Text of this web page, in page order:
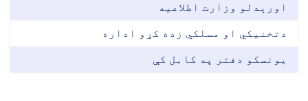
اورېدلو وزارت اطلاعیه
دتخنیکي او مسلکي زده کړو اداره
یونسکو دفتر په کابل کې